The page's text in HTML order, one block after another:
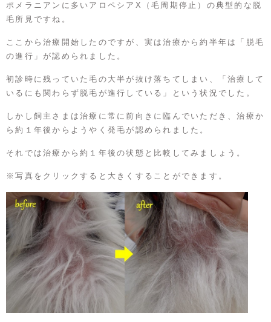
ポメラニアンに多いアロペシアX（毛周期停止）の典型的な脱
毛所見ですね。
ここから治療開始したのですが、実は治療から約半年は「脱毛
の進行」が認められました。
初診時に残っていた毛の大半が抜け落ちてしまい、「治療して
いるにも関わらず脱毛が進行している」という状況でした。
しかし飼主さまは治療に常に前向きに臨んでいただき、治療か
ら約１年後からようやく発毛が認められました。
それでは治療から約１年後の状態と比較してみましょう。
※写真をクリックすると大きくすることができます。